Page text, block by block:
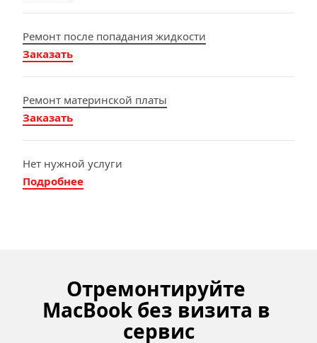
Ремонт после попадания жидкости
Заказать
Ремонт материнской платы
Заказать
Нет нужной услуги
Подробнее
Отремонтируйте
MacBook без визита в
сервис